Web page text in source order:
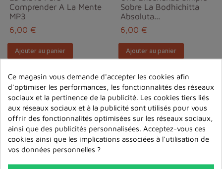
Comprender A La Mente
MP3
6,00 €
Ajouter au panier
Sobre La Bodhichitta
Absoluta...
6,00 €
Ajouter au panier
Ce magasin vous demande d'accepter les cookies afin
d'optimiser les performances, les fonctionnalités des réseaux
sociaux et la pertinence de la publicité. Les cookies tiers liés
aux réseaux sociaux et à la publicité sont utilisés pour vous
offrir des fonctionnalités optimisées sur les réseaux sociaux,
ainsi que des publicités personnalisées. Acceptez-vous ces
cookies ainsi que les implications associées à l'utilisation de
vos données personnelles ?